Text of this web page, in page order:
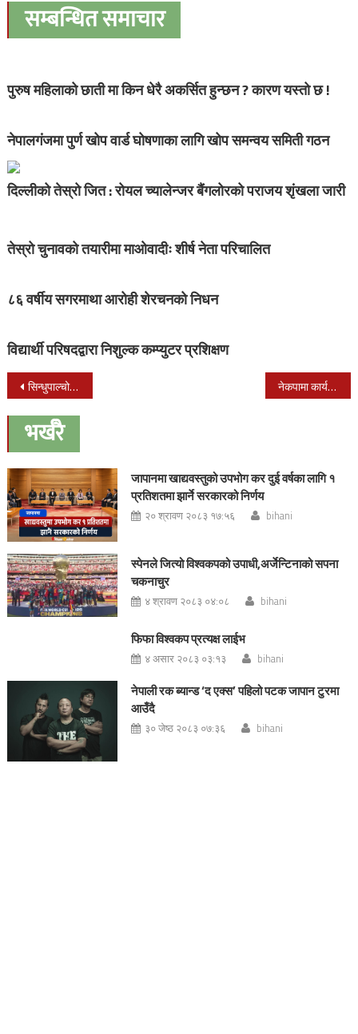
सम्बन्धित समाचार
पुरुष महिलाको छाती मा किन धेरै अकर्सित हुन्छन ? कारण यस्तो छ !
नेपालगंजमा पुर्ण खोप वार्ड घोषणाका लागि खोप समन्वय समिती गठन
दिल्लीको तेस्रो जित : रोयल च्यालेन्जर बैंगलोरको पराजय शृंखला जारी
तेस्रो चुनावको तयारीमा माओवादीः शीर्ष नेता परिचालित
८६ वर्षीय सगरमाथा आरोही शेरचनको निधन
विद्यार्थी परिषदद्वारा निशुल्क कम्प्युटर प्रशिक्षण
Post
navigation
सिन्धुपाल्चोकको जुगलमा पहिरो जाॅंदा एकै परिवारका ६ जनासहित ३८ बेपत्ता, ८ घाइते नेकपामा कार्यदलबारे नयाँ विवाद
भर्खरै
जापानमा खाद्यवस्तुको उपभोग कर दुई वर्षका लागि १
प्रतिशतमा झार्ने सरकारको निर्णय
२० श्रावण २०८३ १७:५६ bihani
स्पेनले जित्यो विश्वकपको उपाधी,अर्जेन्टिनाको सपना
चकनाचुर
४ श्रावण २०८३ ०४:०८ bihani
फिफा विश्वकप प्रत्यक्ष लाईभ
४ असार २०८३ ०३:१३ bihani
नेपाली रक ब्यान्ड ‘द एक्स’ पहिलो पटक जापान टुरमा
आउँदै
३० जेष्ठ २०८३ ०७:३६ bihani